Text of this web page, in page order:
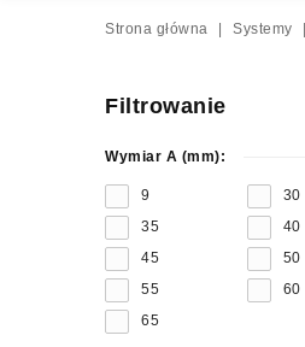
Strona główna Systemy
Filtrowanie
Wymiar A (mm):
9
30
35
40
45
50
55
60
65